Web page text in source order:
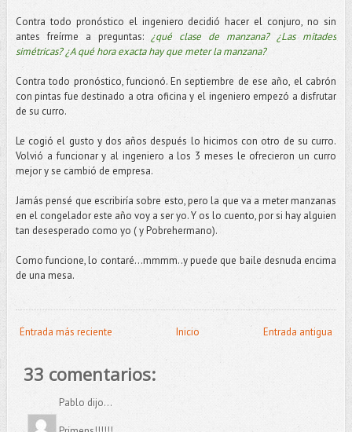
Contra todo pronóstico el ingeniero decidió hacer el conjuro, no sin
antes freírme a preguntas: ¿qué clase de manzana? ¿Las mitades
simétricas? ¿A qué hora exacta hay que meter la manzana?
Contra todo pronóstico, funcionó. En septiembre de ese año, el cabrón
con pintas fue destinado a otra oficina y el ingeniero empezó a disfrutar
de su curro.
Le cogió el gusto y dos años después lo hicimos con otro de su curro.
Volvió a funcionar y al ingeniero a los 3 meses le ofrecieron un curro
mejor y se cambió de empresa.
Jamás pensé que escribiría sobre esto, pero la que va a meter manzanas
en el congelador este año voy a ser yo. Y os lo cuento, por si hay alguien
tan desesperado como yo ( y Pobrehermano).
Como funcione, lo contaré…mmmm..y puede que baile desnuda encima
de una mesa.
Entrada más reciente Entrada antigua
Inicio
33 comentarios:
Pablo dijo...